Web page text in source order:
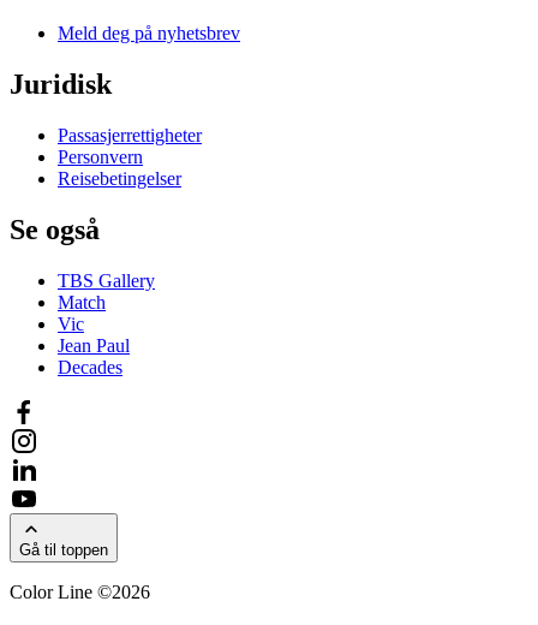
Meld deg på nyhetsbrev
Juridisk
Passasjerrettigheter
Personvern
Reisebetingelser
Se også
TBS Gallery
Match
Vic
Jean Paul
Decades
Gå til toppen
Color Line ©2026